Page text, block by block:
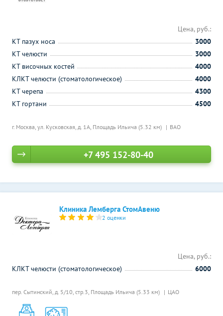
г. Москва, ул. Кусковская, д. 1А, Площадь Ильича (5.32 км) ВАО
Цена, руб.:
КТ пазух носа
3000
КТ челюсти
3000
КТ височных костей
4000
КЛКТ челюсти (стоматологическое)
4000
КТ черепа
4300
КТ гортани
4500
+7 495 152-80-40
Клиника Лемберга СтомАвеню
2 оценки
пер. Сытинский, д. 5/10, стр.3, Площадь Ильича (5.33 км) ЦАО
Цена, руб.:
КЛКТ челюсти (стоматологическое)
6000